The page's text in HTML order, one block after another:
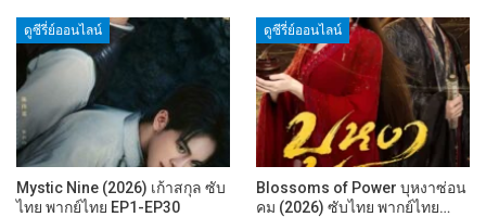
ดูซีรี่ย์ออนไลน์
Mystic Nine (2026) เก้าสกุล ซับ
ไทย พากย์ไทย EP1-EP30
ดูซีรี่ย์ออนไลน์
Blossoms of Power บุหงาซ่อน
คม (2026) ซับไทย พากย์ไทย…